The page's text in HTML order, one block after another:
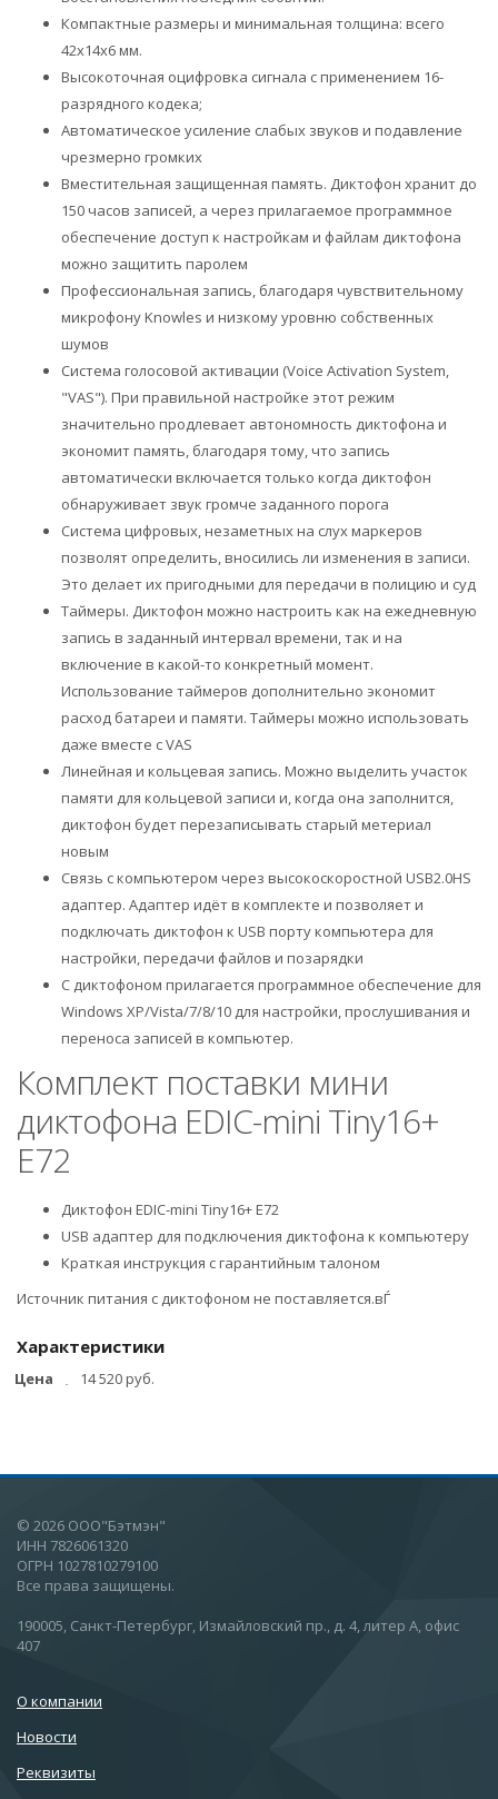
Компактные размеры и минимальная толщина: всего
42x14x6 мм.
Высокоточная оцифровка сигнала с применением 16-
разрядного кодека;
Автоматическое усиление слабых звуков и подавление
чрезмерно громких
Вместительная защищенная память. Диктофон хранит до
150 часов записей, а через прилагаемое программное
обеспечение доступ к настройкам и файлам диктофона
можно защитить паролем
Профессиональная запись, благодаря чувствительному
микрофону Knowles и низкому уровню собственных
шумов
Система голосовой активации (Voice Activation System,
"VAS"). При правильной настройке этот режим
значительно продлевает автономность диктофона и
экономит память, благодаря тому, что запись
автоматически включается только когда диктофон
обнаруживает звук громче заданного порога
Система цифровых, незаметных на слух маркеров
позволят определить, вносились ли изменения в записи.
Это делает их пригодными для передачи в полицию и суд
Таймеры. Диктофон можно настроить как на ежедневную
запись в заданный интервал времени, так и на
включение в какой-то конкретный момент.
Использование таймеров дополнительно экономит
расход батареи и памяти. Таймеры можно использовать
даже вместе с VAS
Линейная и кольцевая запись. Можно выделить участок
памяти для кольцевой записи и, когда она заполнится,
диктофон будет перезаписывать старый метериал
новым
Связь с компьютером через высокоскоростной USB2.0HS
адаптер. Адаптер идёт в комплекте и позволяет и
подключать диктофон к USB порту компьютера для
настройки, передачи файлов и позарядки
С диктофоном прилагается программное обеспечение для
Windows XP/Vista/7/8/10 для настройки, прослушивания и
переноса записей в компьютер.
Комплект поставки мини
диктофона EDIC-mini Tiny16+
E72
Диктофон EDIC-mini Tiny16+ E72
USB адаптер для подключения диктофона к компьютеру
Краткая инструкция с гарантийным талоном
Источник питания с диктофоном не поставляется.вЃ
Характеристики
Цена 14 520 руб.
© 2026 ООО"Бэтмэн"
ИНН 7826061320
ОГРН 1027810279100
Все права защищены.
190005, Санкт-Петербург, Измайловский пр., д. 4, литер А, офис
407
О компании
Новости
Реквизиты